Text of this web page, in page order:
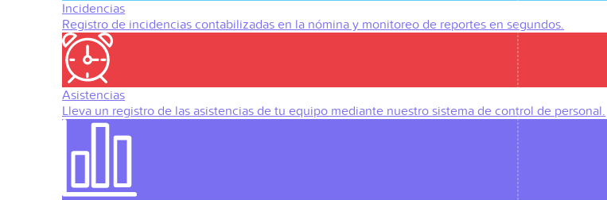
Incidencias
Registro de incidencias contabilizadas en la nómina y monitoreo de reportes en segundos.
Asistencias
Lleva un registro de las asistencias de tu equipo mediante nuestro sistema de control de personal.